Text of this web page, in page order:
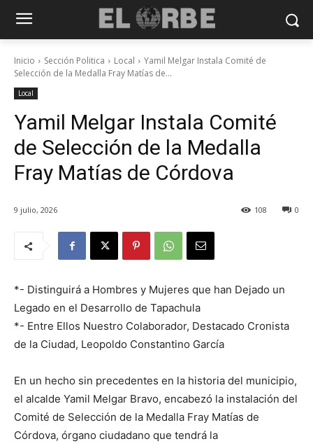
Inicio Sección Politica Local
Yamil Melgar Instala Comité de
Selección de la Medalla Fray Matías de...
Local
Yamil Melgar Instala Comité
de Selección de la Medalla
Fray Matías de Córdova
9 julio, 2026 0
108
*- Distinguirá a Hombres y Mujeres que han Dejado un
Legado en el Desarrollo de Tapachula
*- Entre Ellos Nuestro Colaborador, Destacado Cronista
de la Ciudad, Leopoldo Constantino García
En un hecho sin precedentes en la historia del municipio,
el alcalde Yamil Melgar Bravo, encabezó la instalación del
Comité de Selección de la Medalla Fray Matías de
Córdova, órgano ciudadano que tendrá la